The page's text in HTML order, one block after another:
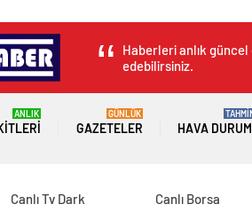
Haberleri anlık
edebilirsiniz.
ANLIK
GAZETELER
GÜNLÜK
HAVA
Canlı Tv Dark Canlı Borsa